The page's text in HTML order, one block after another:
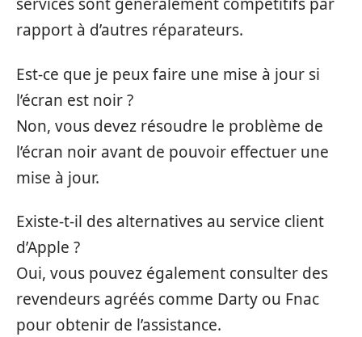
services sont généralement compétitifs par
rapport à d’autres réparateurs.
Est-ce que je peux faire une mise à jour si
l’écran est noir ?
Non, vous devez résoudre le problème de
l’écran noir avant de pouvoir effectuer une
mise à jour.
Existe-t-il des alternatives au service client
d’Apple ?
Oui, vous pouvez également consulter des
revendeurs agréés comme Darty ou Fnac
pour obtenir de l’assistance.